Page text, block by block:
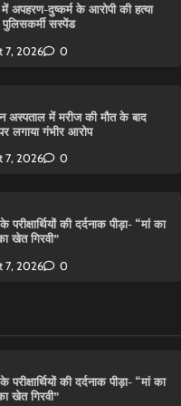
अपहरण-दुष्कर्म के आरोपी की हत्या
पुलिसकर्मी सस्पेंड
7, 2026 0
अस्पताल में मरीज की मौत के बाद
लगाया गंभीर आरोप
7, 2026 0
की दर्दनाक पीड़ा- “मां का
खेत गिरवी”
7, 2026 0
की दर्दनाक पीड़ा- “मां का
खेत गिरवी”